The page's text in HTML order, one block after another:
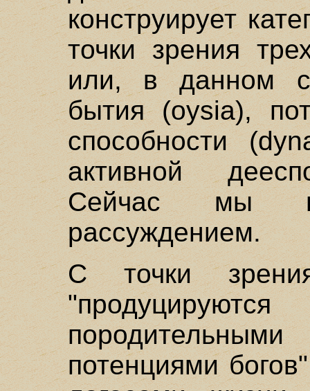
конструирует
точки зрения
или, в данном
бытия (oysia),
способности
активной
Сейчас мы
рассуждением.
С точки
потенциями